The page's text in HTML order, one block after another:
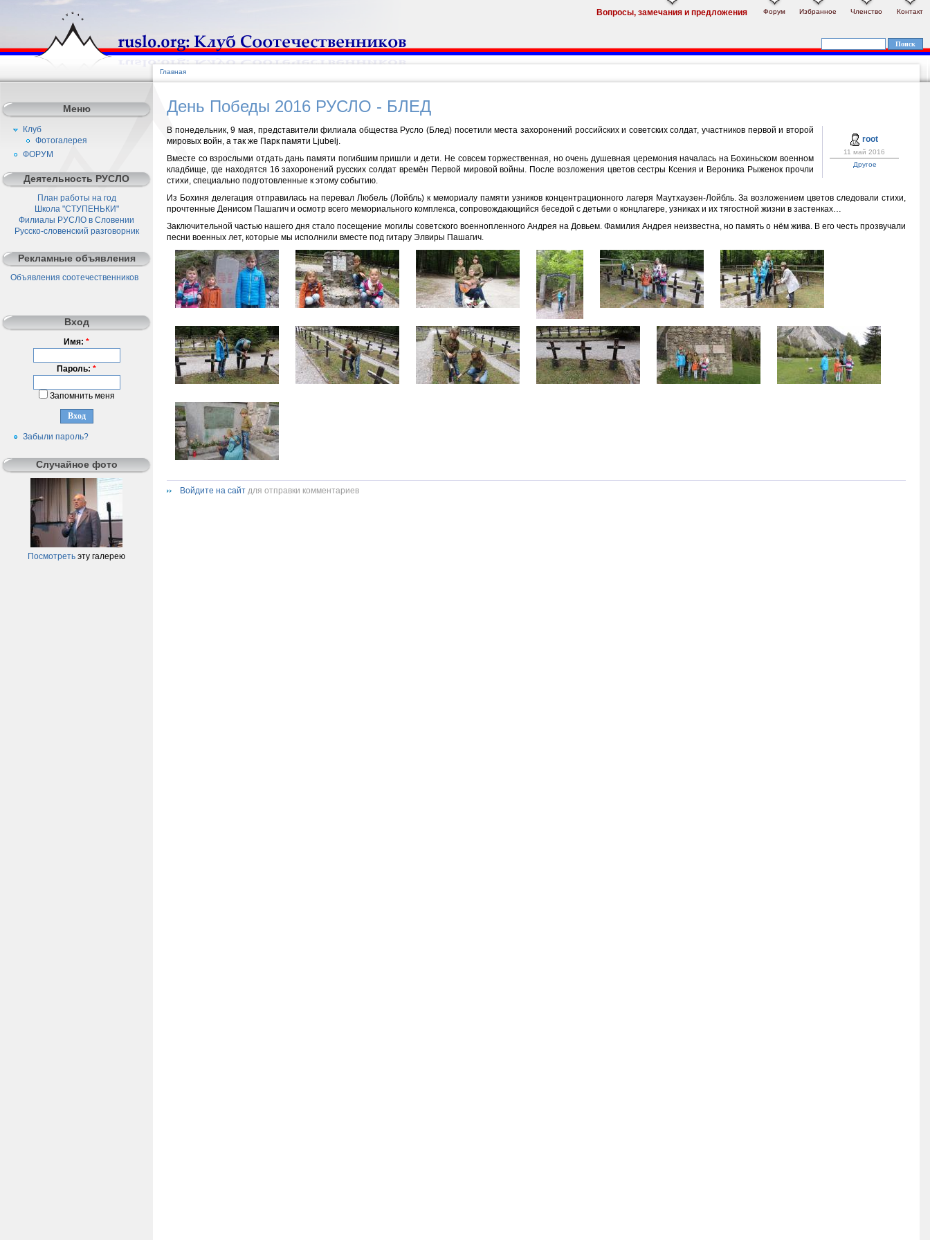
Вопросы, замечания и предложения Форум Избранное Членство Контакт
Главная
День Победы 2016 РУСЛО - БЛЕД
root
11 май 2016
Другое
В понедельник, 9 мая, представители филиала общества Русло (Блед) посетили места захоронений российских и советских солдат, участников первой и второй
мировых войн, а так же Парк памяти Ljubelj.
Вместе со взрослыми отдать дань памяти погибшим пришли и дети. Не совсем торжественная, но очень душевная церемония началась на Бохиньском военном
кладбище, где находятся 16 захоронений русских солдат времён Первой мировой войны. После возложения цветов сестры Ксения и Вероника Рыженок прочли
стихи, специально подготовленные к этому событию.
Из Бохиня делегация отправилась на перевал Любель (Лойбль) к мемориалу памяти узников концентрационного лагеря Маутхаузен-Лойбль. За возложением цветов следовали стихи,
прочтенные Денисом Пашагич и осмотр всего мемориального комплекса, сопровождающийся беседой с детьми о концлагере, узниках и их тягостной жизни в застенках…
Заключительной частью нашего дня стало посещение могилы советского военнопленного Андрея на Довьем. Фамилия Андрея неизвестна, но память о нём жива. В его честь прозвучали
песни военных лет, которые мы исполнили вместе под гитару Элвиры Пашагич.
Войдите на сайт для отправки комментариев
Меню
Клуб
Фотогалерея
ФОРУМ
Деятельность РУСЛО
План работы на год
Школа "СТУПЕНЬКИ"
Филиалы РУСЛО в Словении
Русско-словенский разговорник
Рекламные объявления
Объявления соотечественников
Вход
Имя: *
Пароль: *
Запомнить меня
Забыли пароль?
Случайное фото
Посмотреть эту галерею